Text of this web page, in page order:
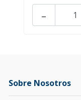
-
Sobre Nosotros